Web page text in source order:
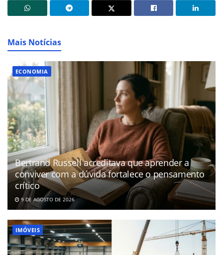
Mais Notícias
ECONOMIA
Bertrand Russell acreditava que aprender a
conviver com a dúvida fortalece o pensamento
crítico
9 DE AGOSTO DE 2026
IMÓVEIS